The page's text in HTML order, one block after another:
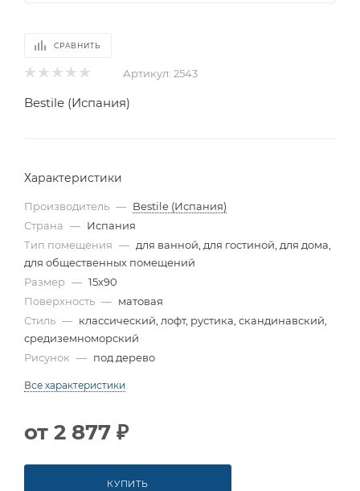
СРАВНИТЬ
Артикул: 2543
Bestile (Испания)
Характеристики
Производитель — Bestile (Испания)
Страна — Испания
Тип помещения — для ванной, для гостиной, для дома,
для общественных помещений
Размер — 15x90
Поверхность — матовая
Стиль — классический, лофт, рустика, скандинавский,
средиземноморский
Рисунок — под дерево
Все характеристики
от 2 877 ₽
КУПИТЬ